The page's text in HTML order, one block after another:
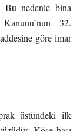
Bu nedenle bina
32.
göre imar
üstündeki ilk